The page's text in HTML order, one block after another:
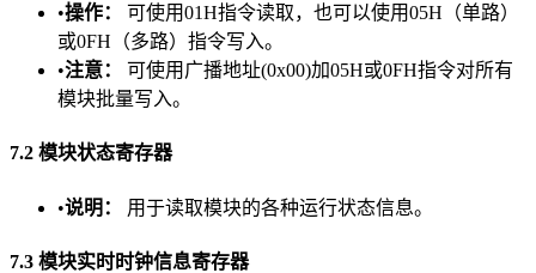
•​​操作：​
​ 可使用01H指令读取，也可以使用05H（单路）
或0FH（多路）指令写入。
•​​注意：​
​ 可使用广播地址(0x00)加05H或0FH指令对所有
模块批量写入。
​7.2 模块状态寄存器​
•​​说明：​ ​ 用于读取模块的各种运行状态信息。
​7.3 模块实时时钟信息寄存器​